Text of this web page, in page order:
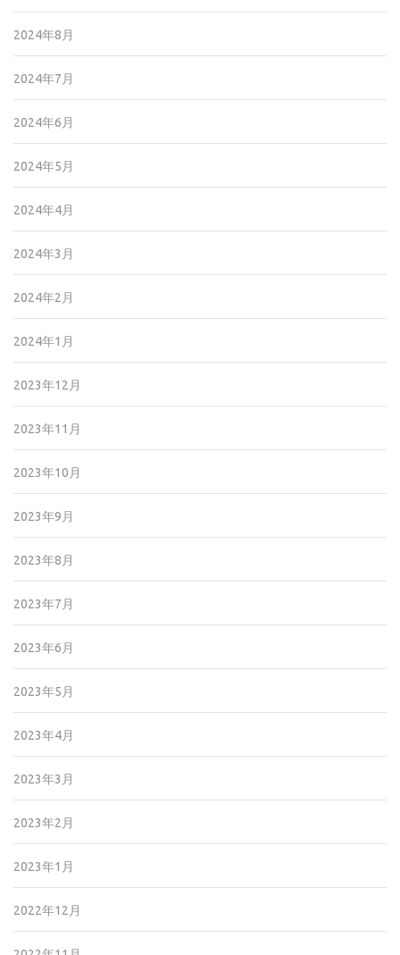
2024年8月
2024年7月
2024年6月
2024年5月
2024年4月
2024年3月
2024年2月
2024年1月
2023年12月
2023年11月
2023年10月
2023年9月
2023年8月
2023年7月
2023年6月
2023年5月
2023年4月
2023年3月
2023年2月
2023年1月
2022年12月